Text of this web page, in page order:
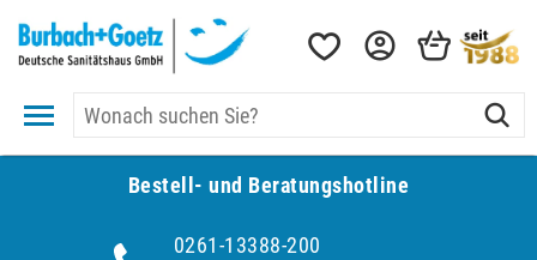
Bestell- und Be­ra­tungs­hot­line
0261-13388-200